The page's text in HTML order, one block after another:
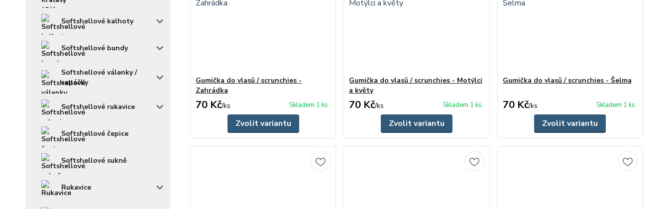
Softshellové kalhoty
Softshellové bundy
Softshellové válenky /
capáčky
Softshellové rukavice
Softshellové čepice
Softshellové sukně
Rukavice
Gumička do vlasů / scrunchies -
Zahrádka
70 Kč/ks Skladem 1 ks
Zvolit variantu
Gumička do vlasů / scrunchies - Motýlci
a květy
70 Kč/ks Skladem 1 ks
Zvolit variantu
Gumička do vlasů / scrunchies - Šelma
70 Kč/ks Skladem 1 ks
Zvolit variantu